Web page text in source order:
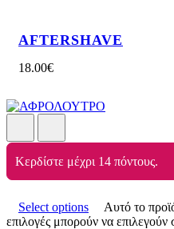
AFTERSHAVE
18.00€
Κερδίστε μέχρι 14 πόντους.
Select options
Αυτό το
επιλογές μπορούν να επιλεγούν